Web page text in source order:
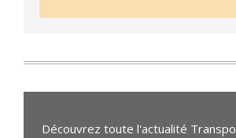
Découvrez toute l'actualité